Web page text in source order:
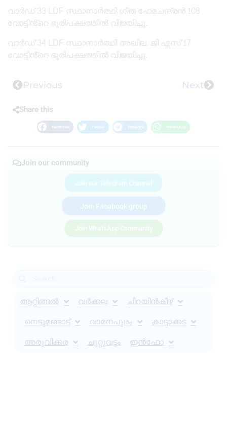
വാർഡ് 33 LDF സ്ഥാനാർത്ഥി ഗീത ഹേമചന്ദ്രൻ 108
വോട്ടിൻ്റെ ഭൂരിപക്ഷത്തിൽ വിജയിച്ചു.
വാർഡ് 34 LDF സ്ഥാനാർത്ഥി അഖില. ജി എസ് 17
വോട്ടിൻ്റെ ഭൂരിപക്ഷത്തിൽ വിജയിച്ചു.
Previous Next
Share this
Facebook Twitter Telegram WhatsApp
Join our community
Join our Telegram Channel
Join Facebook group
Join WhatsApp Community
ആറ്റിങ്ങൽ വർക്കല ചിറയിൻകീഴ്
നെടുമങ്ങാട് വാമനപുരം കാട്ടാക്കട
അരുവിക്കര ചുറ്റുവട്ടം ഇൻഫോ